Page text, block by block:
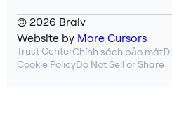
© 2026 Braiv
Website by More Cursors
Trust CenterChính sách bảo mật
Cookie PolicyDo Not Sell or Share